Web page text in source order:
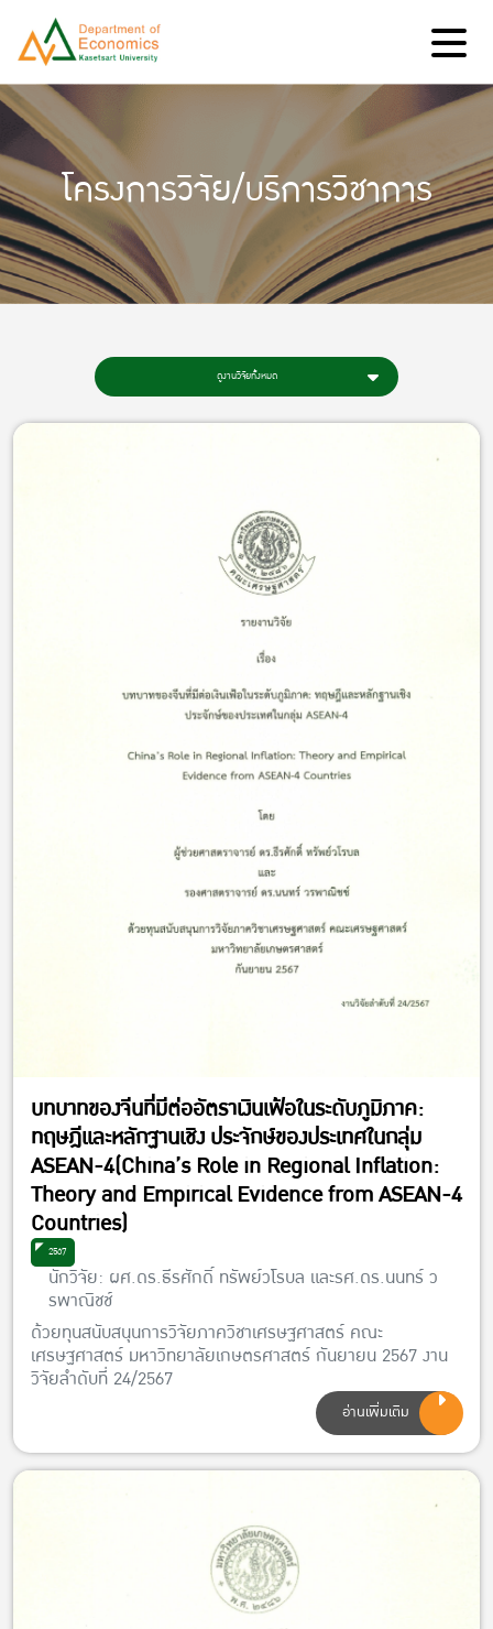
โครงการวิจัย/บริการวิชาการ
ดูงานวิจัยทั้งหมด
บทบาทของจีนที่มีต่ออัตราเงินเฟ้อในระดับภูมิภาค:
ทฤษฎีและหลักฐานเชิง ประจักษ์ของประเทศในกลุ่ม
ASEAN-4(China’s Role in Regional Inflation:
Theory and Empirical Evidence from ASEAN-4
Countries)
2567
นักวิจัย: ผศ.ดร.ธีรศักดิ์ ทรัพย์วโรบล และรศ.ดร.นนทร์ ว
รพาณิชช์
ด้วยทุนสนับสนุนการวิจัยภาควิชาเศรษฐศาสตร์ คณะ
เศรษฐศาสตร์ มหาวิทยาลัยเกษตรศาสตร์ กันยายน 2567 งาน
วิจัยลำดับที่ 24/2567
อ่านเพิ่มเติม